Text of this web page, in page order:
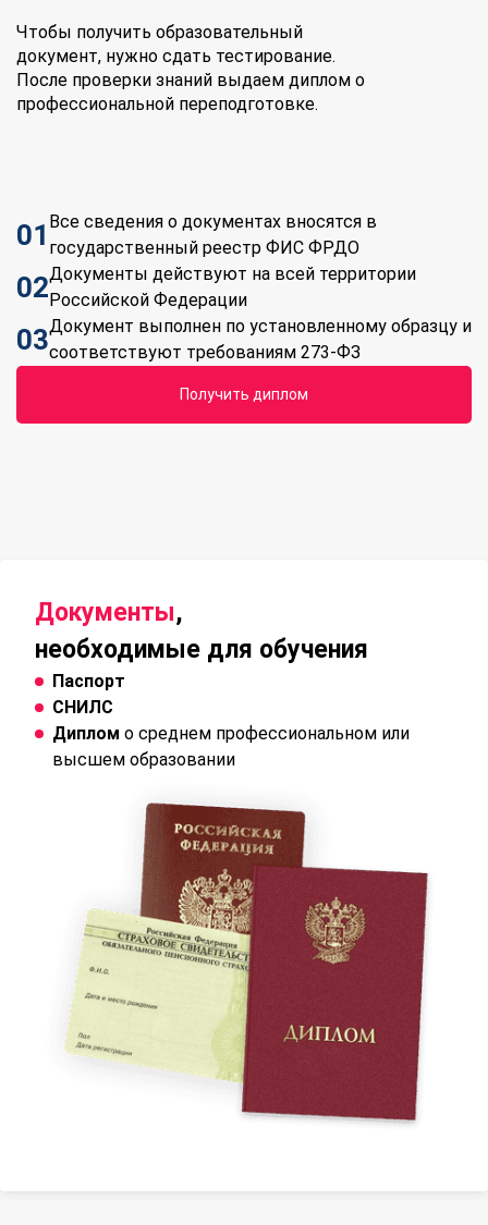
Чтобы получить образовательный
документ, нужно сдать тестирование.
После проверки знаний выдаем диплом о
профессиональной переподготовке.
01 Все сведения о документах вносятся в
государственный реестр ФИС ФРДО
02Документы действуют на всей территории
Российской Федерации
03Документ выполнен по установленному образцу и
соответствуют требованиям 273-ФЗ
Получить диплом
Документы,
необходимые для обучения
Паспорт
СНИЛС
Диплом о среднем профессиональном или
высшем образовании